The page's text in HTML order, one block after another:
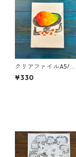
クリアファイルA5/マ
ンゴー市場へ
¥330